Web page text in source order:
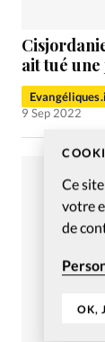
Ce
votre
de
OK,
ait tué
9 Sep 2022